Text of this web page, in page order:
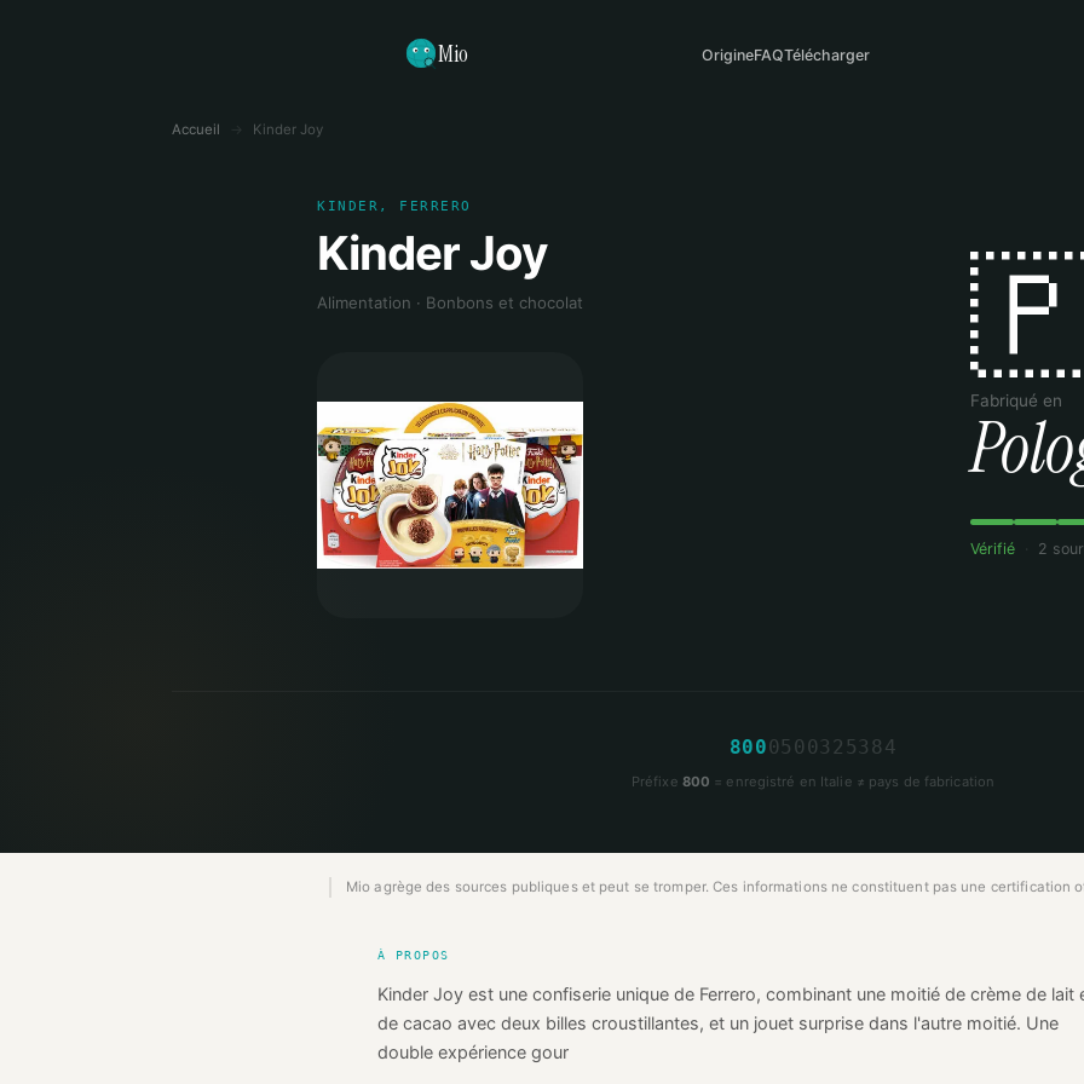
Mio OrigineFAQTélécharger
Accueil Kinder Joy
KINDER, FERRERO
Kinder Joy
Alimentation · Bonbons et chocolat
Fabriqué en
Vérifié 2
8000 5 0 03 2 53 8 4
Préfixe 800 = enregistré en Italie ≠ pays de fabrication
Mio agrège des sources publiques et peut se tromper. Ces informations ne constituent pas une certification
À PROPOS
Kinder Joy est une confiserie unique de Ferrero, combinant une moitié de crème de lait
de cacao avec deux billes croustillantes, et un jouet surprise dans l'autre moitié. Une
double expérience gour